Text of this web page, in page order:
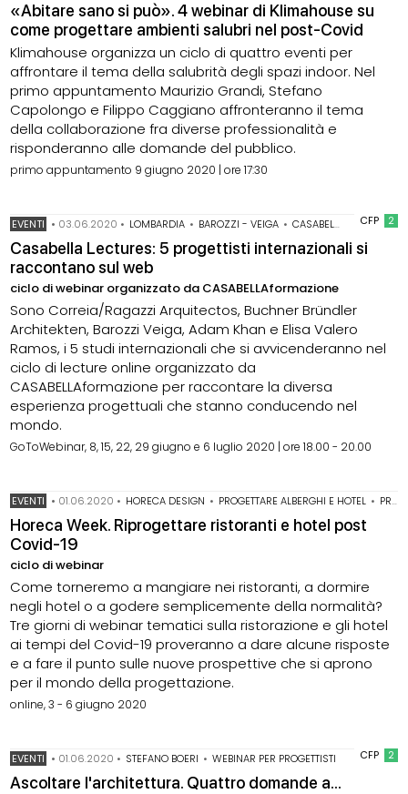
«Abitare sano si può». 4 webinar di Klimahouse su
come progettare ambienti salubri nel post-Covid
Klimahouse organizza un ciclo di quattro eventi per
affrontare il tema della salubrità degli spazi indoor. Nel
primo appuntamento Maurizio Grandi, Stefano
Capolongo e Filippo Caggiano affronteranno il tema
della collaborazione fra diverse professionalità e
risponderanno alle domande del pubblico.
primo appuntamento 9 giugno 2020 | ore 17:30
CFP 2
EVENTI • 03.06.2020 • LOMBARDIA • BAROZZI - VEIGA • CASABELLA FORMAZIONE
Casabella Lectures: 5 progettisti internazionali si
raccontano sul web
ciclo di webinar organizzato da CASABELLAformazione
Sono Correia/Ragazzi Arquitectos, Buchner Bründler
Architekten, Barozzi Veiga, Adam Khan e Elisa Valero
Ramos, i 5 studi internazionali che si avvicenderanno nel
ciclo di lecture online organizzato da
CASABELLAformazione per raccontare la diversa
esperienza progettuali che stanno conducendo nel
mondo.
GoToWebinar, 8, 15, 22, 29 giugno e 6 luglio 2020 | ore 18.00 - 20.00
EVENTI • 01.06.2020 • HORECA DESIGN • PROGETTARE ALBERGHI E HOTEL • PROGETTAZIONE SPAZI PER LA RISTORAZIONE
Horeca Week. Riprogettare ristoranti e hotel post
Covid-19
ciclo di webinar
Come torneremo a mangiare nei ristoranti, a dormire
negli hotel o a godere semplicemente della normalità?
Tre giorni di webinar tematici sulla ristorazione e gli hotel
ai tempi del Covid-19 proveranno a dare alcune risposte
e a fare il punto sulle nuove prospettive che si aprono
per il mondo della progettazione.
online, 3 - 6 giugno 2020
CFP 2
EVENTI • 01.06.2020 • STEFANO BOERI • WEBINAR PER PROGETTISTI
Ascoltare l'architettura. Quattro domande a...